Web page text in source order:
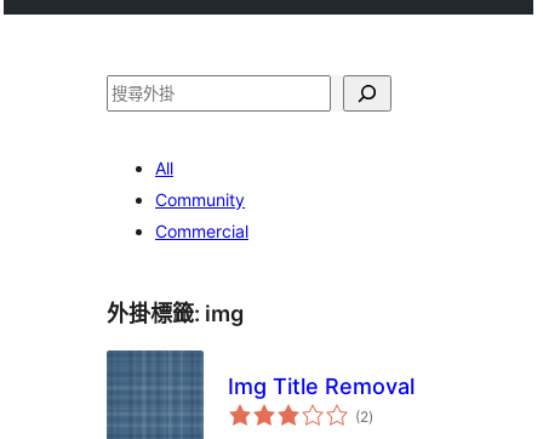
搜
All
Community
Commercial
外掛標籤: img
Img Title Removal
(2總
評)